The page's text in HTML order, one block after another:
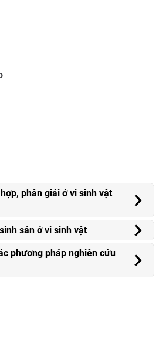
phân giải ở vi sinh vật
sản ở vi sinh vật
phương pháp nghiên cứu